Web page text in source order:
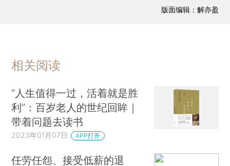
版面编辑：解亦盈
相关阅读
“人生值得一过，活着就是胜
利”：百岁老人的世纪回眸｜
带着问题去读书
2023年01月07日 APP打开
任劳任怨、接受低薪的退